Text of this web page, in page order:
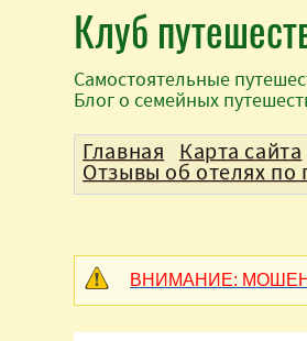
Клуб
Самостоятельные
Блог о семейных
ВНИМАНИЕ:
Главная Карта сайта
Отзывы об отелях по